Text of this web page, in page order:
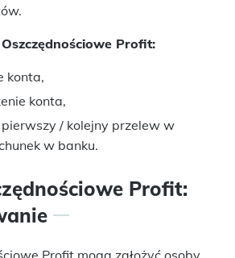
Profit:
konta,
konta,
pierwszy / kolejny przelew w
w banku.
Profit:
Profit mogą założyć osoby,